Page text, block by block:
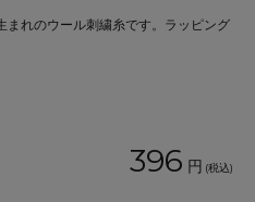
れのウール刺繍糸です。ラッピング
396 円 (税込)